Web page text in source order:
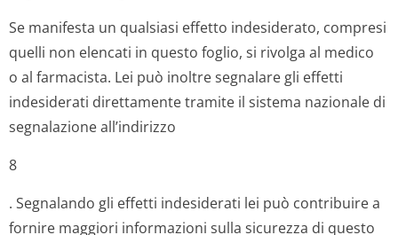
Se manifesta un qualsiasi effetto indesiderato, compresi
quelli non elencati in questo foglio, si rivolga al medico
o al farmacista. Lei può inoltre segnalare gli effetti
indesiderati direttamente tramite il sistema nazionale di
segnalazione all’indirizzo
8
. Segnalando gli effetti indesiderati lei può contribuire a
fornire maggiori informazioni sulla sicurezza di questo